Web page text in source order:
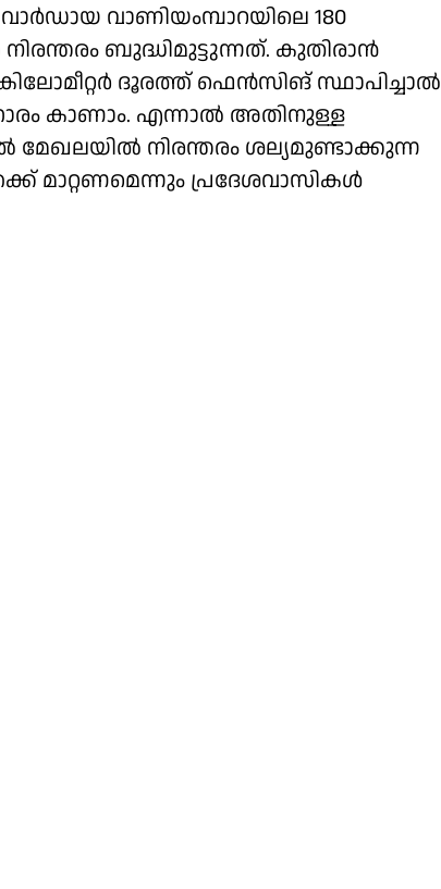
വാണിയംമ്പാറയിലെ 180
ബുദ്ധിമുട്ടുന്നത്. കുതിരാൻ
ദൂരത്ത് ഫെൻസിങ് സ്ഥാപിച്ചാൽ
കാണാം. എന്നാൽ അതിനുള്ള
നിരന്തരം ശല്യമുണ്ടാക്കുന്ന
മാറ്റണമെന്നും പ്രദേശവാസികൾ